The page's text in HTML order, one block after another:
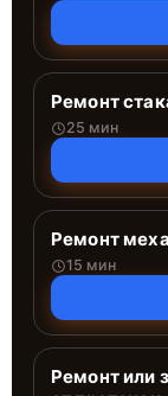
Ремонт
25 мин
Ремонт
15 мин
Ремонт или